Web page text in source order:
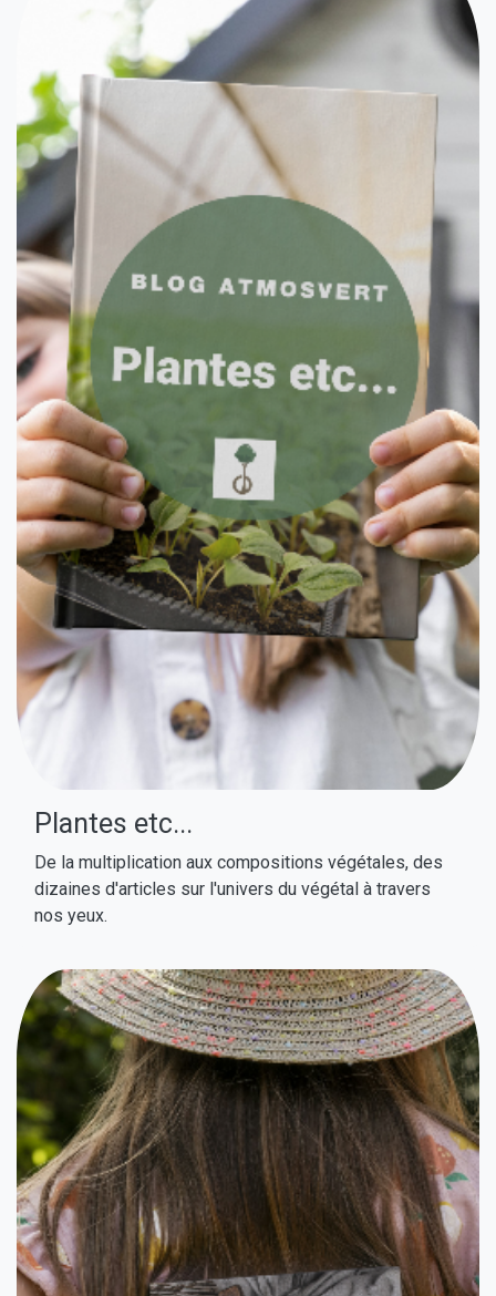
Plantes etc...
De la multiplication aux compositions végétales, des
dizaines d'articles sur l'univers du végétal à travers
nos yeux.